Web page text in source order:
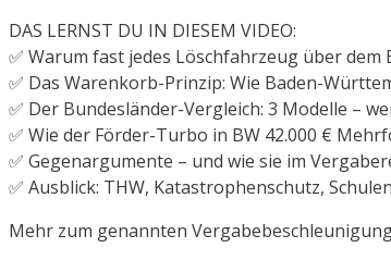
DAS LERNST DU IN DIESEM VIDEO:
✅ Warum fast jedes Löschfahrzeug über
✅ Das Warenkorb-Prinzip: Wie Baden-
✅ Der Bundesländer-Vergleich: 3 Modelle –
✅ Wie der Förder-Turbo in BW 42.000 €
✅ Gegenargumente – und wie sie im
✅ Ausblick: THW, Katastrophenschutz,
Mehr zum genannten